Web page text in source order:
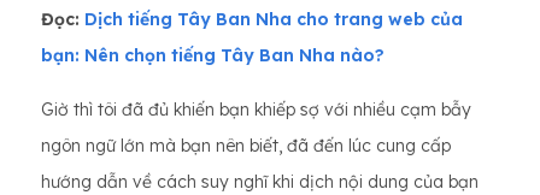
Đọc: Dịch tiếng Tây Ban Nha cho trang web của
bạn: Nên chọn tiếng Tây Ban Nha nào?
Giờ thì tôi đã đủ khiến bạn khiếp sợ với nhiều cạm bẫy
ngôn ngữ lớn mà bạn nên biết, đã đến lúc cung cấp
hướng dẫn về cách suy nghĩ khi dịch nội dung của bạn